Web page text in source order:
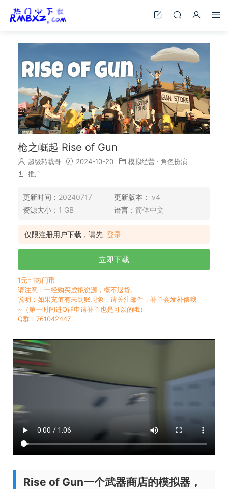
枪之崛起 Rise of Gun
超级转载哥 2024-10-20 模拟经营 · 角色扮演
推广
更新时间： 20240717 更新版本： v4
资源大小： 1 GB 语言： 简体中文
仅限注册用户下载，请先 登录
立即下载
1元=1热门币
请注意：一经购买虚拟资源，概不退货。
说明：如果充值有未到账现象，请关注邮件，补单会发补偿哦
~（第一时间进Q群申请补单也是可以的哦）
Q群：761042447
Rise of Gun一个武器商店的模拟器，